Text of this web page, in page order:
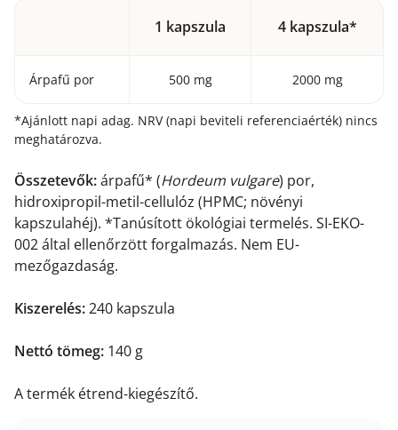
1 kapszula 4 kapszula*
Árpafű por 500 mg 2000 mg
*Ajánlott napi adag. NRV (napi beviteli referenciaérték) nincs
meghatározva.
Összetevők:árpafű* (Hordeum vulgare) por,
hidroxipropil-metil-cellulóz (HPMC; növényi
kapszulahéj). *Tanúsított ökológiai termelés. SI-EKO-
002 által ellenőrzött forgalmazás. Nem EU-
mezőgazdaság.
Kiszerelés:240 kapszula
Nettó tömeg: 140 g
A termék étrend-kiegészítő.